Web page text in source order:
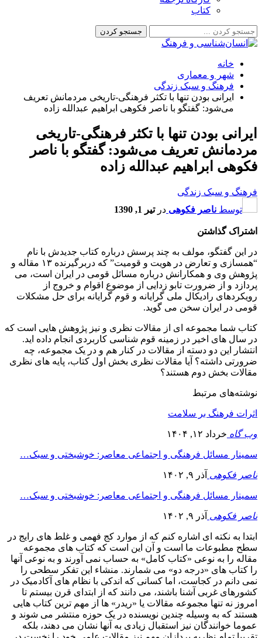
کتاب
خانه
شهر و معماری
فرهنگ و سبک زندگی
ایرانی بودن تنها با تکثر فرهنگی-تاریخی مردمانش تعریف
می‌شود: گفتگو با ناصر فکوهی ابراهیم عبدالله زاده
ایرانی بودن تنها با تکثر فرهنگی-تاریخی
مردمانش تعریف می‌شود: گفتگو با ناصر
فکوهی ابراهیم عبدالله زاده
فرهنگ و سبک زندگی
توسط ناصر فکوهی درتیر 1, 1390
اشتراک گذاشتن
در این گفتگو، مولف به چند پرسش درباره کتاب جدیدش با نام
“همسازی و تعارض در هویت و قومیت” که دربرگیرنده ۱۳ مقاله و
پژوهش وی و همکارانش درباره مسائل قومی در ایران است، می
پردازد و از ضرورت تابو زدایی از موضوع اقوام و خروج از
رویکردهای رادیکال ملی گرایانه و قوم گرایانه برای حل مشکلات
قومی در ایران سخن می گوید.
کتاب شما مجموعه ای از مقالات نظری و نیز پژوهش هایی است که
در سال های اخیر در زمینه قوم شناسی کاربردی انجام داده اید.
انتشار این دو دسته از مقالات در کنار هم و در یک مجموعه، چه
ضرورتی داشته؟ آیا مقالات نظری بخش اول کتاب، پایه های نظری
مقالات بخش دوم هستند؟
نوشته‌های مرتبط
اثرات فرهنگ بر سلامت
وب گاه خرداد ۱۲, ۱۴۰۴
سمینار مسائل فرهنگی و اجتماعی معاصر: خوشبختی و سبک…
ناصر فکوهی آذر ۹, ۱۴۰۲
سمینار مسائل فرهنگی و اجتماعی معاصر: خوشبختی و سبک…
ناصر فکوهی آذر ۹, ۱۴۰۲
ابتدا به نکته ای اشاره کنم که از موارد کج فهمی و غلط های رایج در
سطح مطبوعات ما است و آن این است که کتاب های مجموعه
مقاله را به نوعی «کتاب کامل» به حساب نمی آورند و به نوعی آنها
را کتاب های «درجه دو» می شمارند. منشاء این تفکر سطحی را
نمی دانم در کجاست، اما کسانی که اندکی با نظام های آکادمیک در
کشورهای غربی آشنا باشند، می دانند که از ابتدای قرن بیستم تا
امروز نه تنها مجموعه مقالات یا «ریدر» ها از مهم ترین کتاب هایی
هستند که به وسیله چندین نویسنده در یک حوزه منتشر می شوند و
عموما خوانندگان نیز استقبال زیادی به آنها نشان می دهند، بلکه